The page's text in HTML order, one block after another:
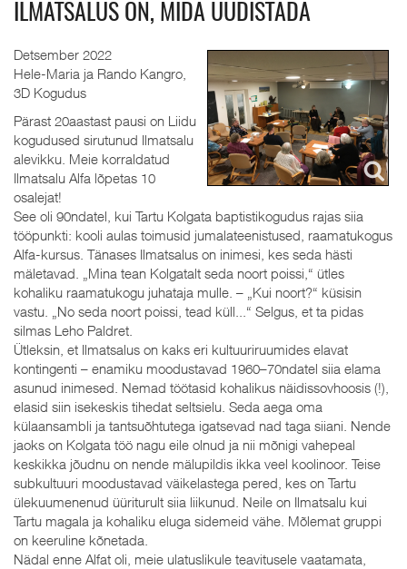
ILMATSALUS ON, MIDA UUDISTADA
Detsember 2022
Hele-Maria ja Rando Kangro,
3D Kogudus
Pärast 20aastast pausi on Liidu
kogudused sirutunud Ilmatsalu
alevikku. Meie korraldatud
Ilmatsalu Alfa lõpetas 10
osalejat!
See oli 90ndatel, kui Tartu Kolgata baptistikogudus rajas siia
tööpunkti: kooli aulas toimusid jumalateenistused, raamatukogus
Alfa-kursus. Tänases Ilmatsalus on inimesi, kes seda hästi
mäletavad. „Mina tean Kolgatalt seda noort poissi,“ ütles
kohaliku raamatukogu juhataja mulle. – „Kui noort?“ küsisin
vastu. „No seda noort poissi, tead küll...“ Selgus, et ta pidas
silmas Leho Paldret.
Ütleksin, et Ilmatsalus on kaks eri kultuuriruumides elavat
kontingenti – enamiku moodustavad 1960–70ndatel siia elama
asunud inimesed. Nemad töötasid kohalikus näidissovhoosis (!),
elasid siin isekeskis tihedat seltsielu. Seda aega oma
külaansambli ja tantsuõhtutega igatsevad nad taga siiani. Nende
jaoks on Kolgata töö nagu eile olnud ja nii mõnigi vahepeal
keskikka jõudnu on nende mälupildis ikka veel koolinoor. Teise
subkultuuri moodustavad väikelastega pered, kes on Tartu
ülekuumenenud üüriturult siia liikunud. Neile on Ilmatsalu kui
Tartu magala ja kohaliku eluga sidemeid vähe. Mõlemat gruppi
on keeruline kõnetada.
Nädal enne Alfat oli, meie ulatuslikule teavitusele vaatamata,